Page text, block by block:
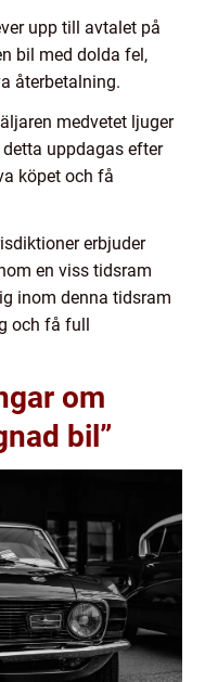
upp till avtalet på
bil med dolda fel,
återbetalning.
medvetet ljuger
uppdagas efter
köpet och få
erbjuder
en viss tidsram
inom denna tidsram
och få full
om
bil”